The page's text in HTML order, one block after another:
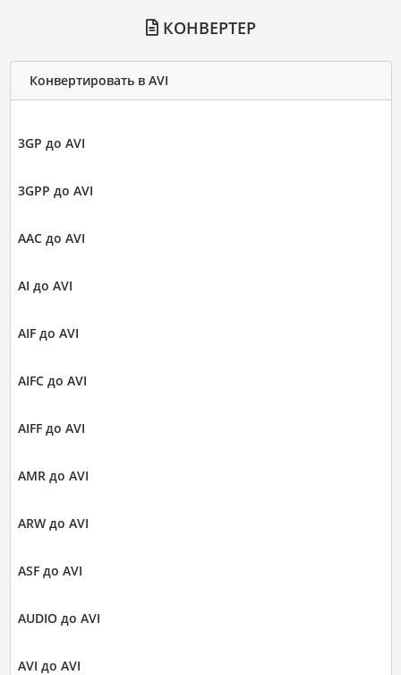
КОНВЕРТЕР
Конвертировать в AVI
3GP до AVI
3GPP до AVI
AAC до AVI
AI до AVI
AIF до AVI
AIFC до AVI
AIFF до AVI
AMR до AVI
ARW до AVI
ASF до AVI
AUDIO до AVI
AVI до AVI